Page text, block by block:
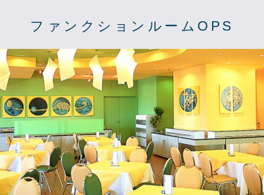
ファンクションルームOPS